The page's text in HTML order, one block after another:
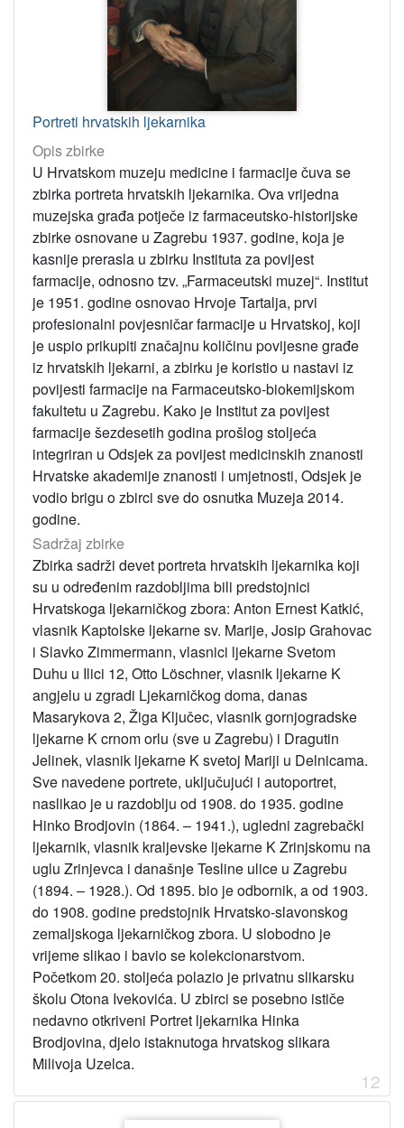
Portreti hrvatskih ljekarnika
Opis zbirke
U Hrvatskom muzeju medicine i farmacije čuva se
zbirka portreta hrvatskih ljekarnika. Ova vrijedna
muzejska građa potječe iz farmaceutsko-historijske
zbirke osnovane u Zagrebu 1937. godine, koja je
kasnije prerasla u zbirku Instituta za povijest
farmacije, odnosno tzv. „Farmaceutski muzej“. Institut
je 1951. godine osnovao Hrvoje Tartalja, prvi
profesionalni povjesničar farmacije u Hrvatskoj, koji
je uspio prikupiti značajnu količinu povijesne građe
iz hrvatskih ljekarni, a zbirku je koristio u nastavi iz
povijesti farmacije na Farmaceutsko-biokemijskom
fakultetu u Zagrebu. Kako je Institut za povijest
farmacije šezdesetih godina prošlog stoljeća
integriran u Odsjek za povijest medicinskih znanosti
Hrvatske akademije znanosti i umjetnosti, Odsjek je
vodio brigu o zbirci sve do osnutka Muzeja 2014.
godine.
Sadržaj zbirke
Zbirka sadrži devet portreta hrvatskih ljekarnika koji
su u određenim razdobljima bili predstojnici
Hrvatskoga ljekarničkog zbora: Anton Ernest Katkić,
vlasnik Kaptolske ljekarne sv. Marije, Josip Grahovac
i Slavko Zimmermann, vlasnici ljekarne Svetom
Duhu u Ilici 12, Otto Löschner, vlasnik ljekarne K
angjelu u zgradi Ljekarničkog doma, danas
Masarykova 2, Žiga Ključec, vlasnik gornjogradske
ljekarne K crnom orlu (sve u Zagrebu) i Dragutin
Jelinek, vlasnik ljekarne K svetoj Mariji u Delnicama.
Sve navedene portrete, uključujući i autoportret,
naslikao je u razdoblju od 1908. do 1935. godine
Hinko Brodjovin (1864. – 1941.), ugledni zagrebački
ljekarnik, vlasnik kraljevske ljekarne K Zrinjskomu na
uglu Zrinjevca i današnje Tesline ulice u Zagrebu
(1894. – 1928.). Od 1895. bio je odbornik, a od 1903.
do 1908. godine predstojnik Hrvatsko-slavonskog
zemaljskoga ljekarničkog zbora. U slobodno je
vrijeme slikao i bavio se kolekcionarstvom.
Početkom 20. stoljeća polazio je privatnu slikarsku
školu Otona Ivekovića. U zbirci se posebno ističe
nedavno otkriveni Portret ljekarnika Hinka
Brodjovina, djelo istaknutoga hrvatskog slikara
Milivoja Uzelca.
12